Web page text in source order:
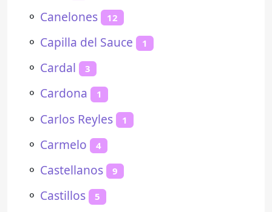
⚬ Canelones 12
⚬ Capilla del Sauce 1
⚬ Cardal 3
⚬ Cardona 1
⚬ Carlos Reyles 1
⚬ Carmelo 4
⚬ Castellanos 9
⚬ Castillos 5